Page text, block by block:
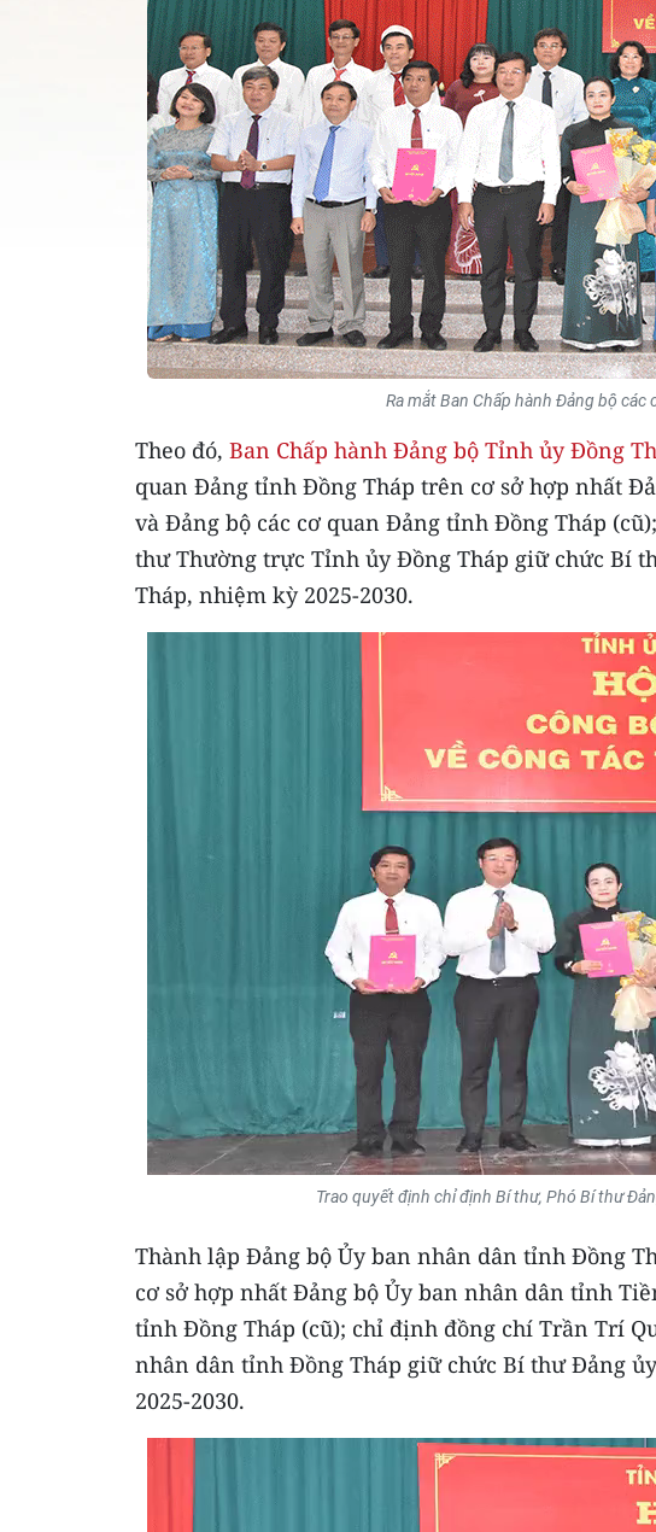
Ra mắt Ban Chấp hành Đảng bộ
Theo đó, Ban Chấp hành Đảng bộ Tỉnh ủy Đồng
quan Đảng tỉnh Đồng Tháp trên cơ sở hợp nhất
và Đảng bộ các cơ quan Đảng tỉnh Đồng Tháp
thư Thường trực Tỉnh ủy Đồng Tháp giữ chức Bí
Tháp, nhiệm kỳ 2025-2030.
Trao quyết định chỉ định Bí thư, Phó Bí thư
Thành lập Đảng bộ Ủy ban nhân dân tỉnh Đồng
cơ sở hợp nhất Đảng bộ Ủy ban nhân dân tỉnh
tỉnh Đồng Tháp (cũ); chỉ định đồng chí Trần Trí
nhân dân tỉnh Đồng Tháp giữ chức Bí thư Đảng
2025-2030.